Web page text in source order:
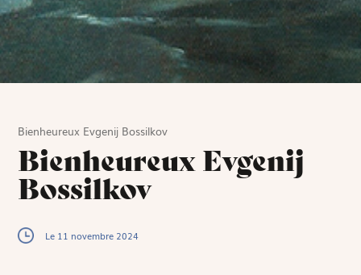
Bienheureux Evgenij Bossilkov
Bienheureux Evgenij
Bossilkov
Le 11 novembre 2024